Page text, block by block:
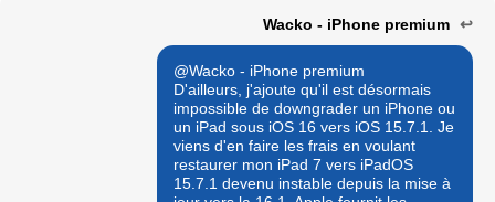
Wacko - iPhone premium ↩
@Wacko - iPhone premium
D'ailleurs, j'ajoute qu'il est désormais
impossible de downgrader un iPhone ou
un iPad sous iOS 16 vers iOS 15.7.1. Je
viens d'en faire les frais en voulant
restaurer mon iPad 7 vers iPadOS
15.7.1 devenu instable depuis la mise à